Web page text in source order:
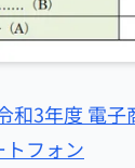
和3年度 電子
トフォン